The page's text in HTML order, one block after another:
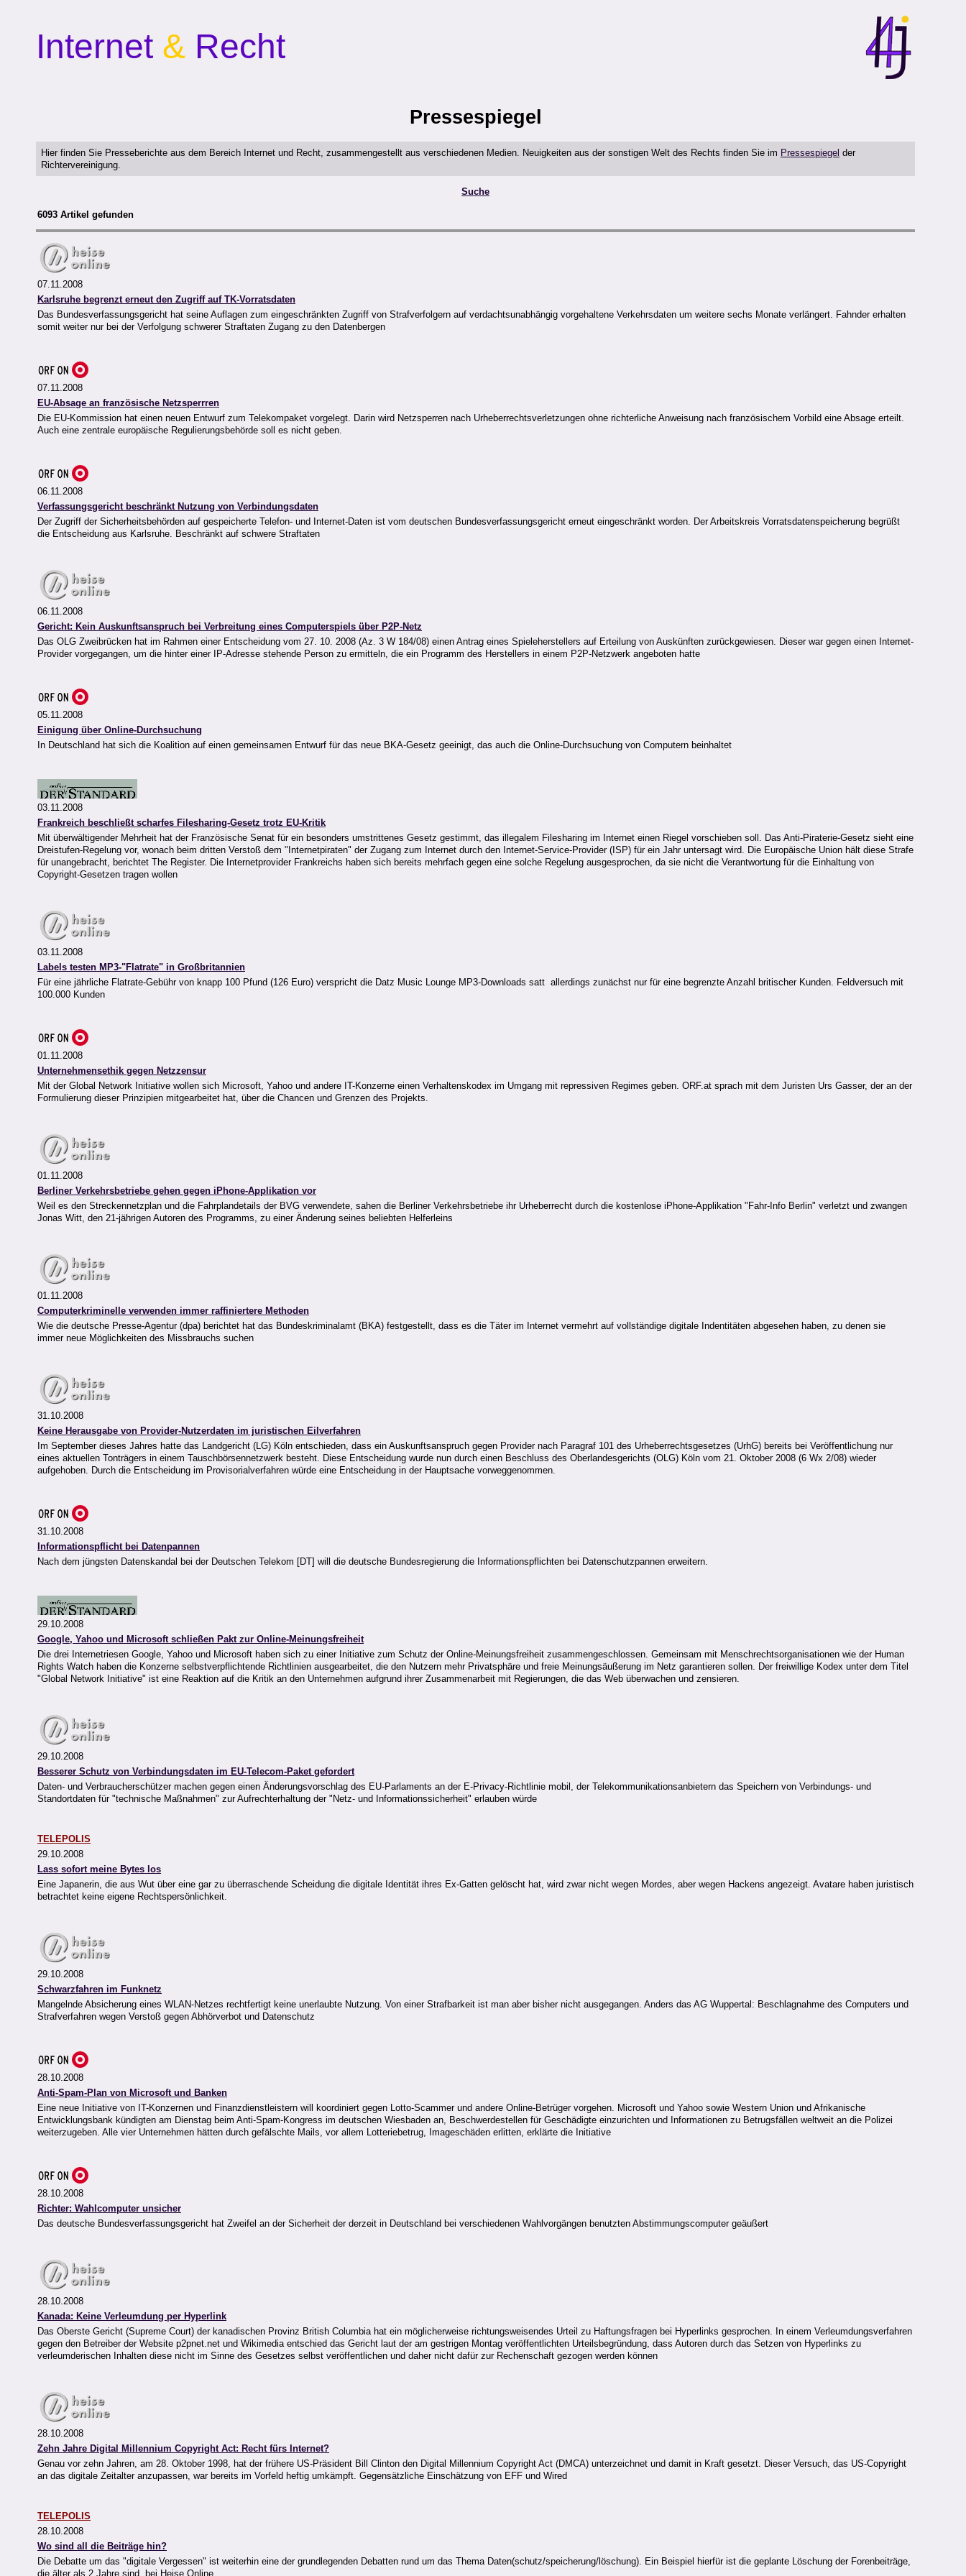
Internet & Recht
Pressespiegel
Hier finden Sie Presseberichte aus dem Bereich Internet und Recht, zusammengestellt aus verschiedenen Medien. Neuigkeiten aus der sonstigen Welt des Rechts finden Sie im Pressespiegel der
Richtervereinigung.
Suche
6093 Artikel gefunden
07.11.2008
Karlsruhe begrenzt erneut den Zugriff auf TK-Vorratsdaten
Das Bundesverfassungsgericht hat seine Auflagen zum eingeschränkten Zugriff von Strafverfolgern auf verdachtsunabhängig vorgehaltene Verkehrsdaten um weitere sechs Monate verlängert. Fahnder erhalten
somit weiter nur bei der Verfolgung schwerer Straftaten Zugang zu den Datenbergen
07.11.2008
EU-Absage an französische Netzsperrren
Die EU-Kommission hat einen neuen Entwurf zum Telekompaket vorgelegt. Darin wird Netzsperren nach Urheberrechtsverletzungen ohne richterliche Anweisung nach französischem Vorbild eine Absage erteilt.
Auch eine zentrale europäische Regulierungsbehörde soll es nicht geben.
06.11.2008
Verfassungsgericht beschränkt Nutzung von Verbindungsdaten
Der Zugriff der Sicherheitsbehörden auf gespeicherte Telefon- und Internet-Daten ist vom deutschen Bundesverfassungsgericht erneut eingeschränkt worden. Der Arbeitskreis Vorratsdatenspeicherung begrüßt
die Entscheidung aus Karlsruhe. Beschränkt auf schwere Straftaten
06.11.2008
Gericht: Kein Auskunftsanspruch bei Verbreitung eines Computerspiels über P2P-Netz
Das OLG Zweibrücken hat im Rahmen einer Entscheidung vom 27. 10. 2008 (Az. 3 W 184/08) einen Antrag eines Spieleherstellers auf Erteilung von Auskünften zurückgewiesen. Dieser war gegen einen Internet-
Provider vorgegangen, um die hinter einer IP-Adresse stehende Person zu ermitteln, die ein Programm des Herstellers in einem P2P-Netzwerk angeboten hatte
05.11.2008
Einigung über Online-Durchsuchung
In Deutschland hat sich die Koalition auf einen gemeinsamen Entwurf für das neue BKA-Gesetz geeinigt, das auch die Online-Durchsuchung von Computern beinhaltet
03.11.2008
Frankreich beschließt scharfes Filesharing-Gesetz trotz EU-Kritik
Mit überwältigender Mehrheit hat der Französische Senat für ein besonders umstrittenes Gesetz gestimmt, das illegalem Filesharing im Internet einen Riegel vorschieben soll. Das Anti-Piraterie-Gesetz sieht eine
Dreistufen-Regelung vor, wonach beim dritten Verstoß dem "Internetpiraten" der Zugang zum Internet durch den Internet-Service-Provider (ISP) für ein Jahr untersagt wird. Die Europäische Union hält diese Strafe
für unangebracht, berichtet The Register. Die Internetprovider Frankreichs haben sich bereits mehrfach gegen eine solche Regelung ausgesprochen, da sie nicht die Verantwortung für die Einhaltung von
Copyright-Gesetzen tragen wollen
03.11.2008
Labels testen MP3-"Flatrate" in Großbritannien
Für eine jährliche Flatrate-Gebühr von knapp 100 Pfund (126 Euro) verspricht die Datz Music Lounge MP3-Downloads satt  allerdings zunächst nur für eine begrenzte Anzahl britischer Kunden. Feldversuch mit
100.000 Kunden
01.11.2008
Unternehmensethik gegen Netzzensur
Mit der Global Network Initiative wollen sich Microsoft, Yahoo und andere IT-Konzerne einen Verhaltenskodex im Umgang mit repressiven Regimes geben. ORF.at sprach mit dem Juristen Urs Gasser, der an der
Formulierung dieser Prinzipien mitgearbeitet hat, über die Chancen und Grenzen des Projekts.
01.11.2008
Berliner Verkehrsbetriebe gehen gegen iPhone-Applikation vor
Weil es den Streckennetzplan und die Fahrplandetails der BVG verwendete, sahen die Berliner Verkehrsbetriebe ihr Urheberrecht durch die kostenlose iPhone-Applikation "Fahr-Info Berlin" verletzt und zwangen
Jonas Witt, den 21-jährigen Autoren des Programms, zu einer Änderung seines beliebten Helferleins
01.11.2008
Computerkriminelle verwenden immer raffiniertere Methoden
Wie die deutsche Presse-Agentur (dpa) berichtet hat das Bundeskriminalamt (BKA) festgestellt, dass es die Täter im Internet vermehrt auf vollständige digitale Indentitäten abgesehen haben, zu denen sie
immer neue Möglichkeiten des Missbrauchs suchen
31.10.2008
Keine Herausgabe von Provider-Nutzerdaten im juristischen Eilverfahren
Im September dieses Jahres hatte das Landgericht (LG) Köln entschieden, dass ein Auskunftsanspruch gegen Provider nach Paragraf 101 des Urheberrechtsgesetzes (UrhG) bereits bei Veröffentlichung nur
eines aktuellen Tonträgers in einem Tauschbörsennetzwerk besteht. Diese Entscheidung wurde nun durch einen Beschluss des Oberlandesgerichts (OLG) Köln vom 21. Oktober 2008 (6 Wx 2/08) wieder
aufgehoben. Durch die Entscheidung im Provisorialverfahren würde eine Entscheidung in der Hauptsache vorweggenommen.
31.10.2008
Informationspflicht bei Datenpannen
Nach dem jüngsten Datenskandal bei der Deutschen Telekom [DT] will die deutsche Bundesregierung die Informationspflichten bei Datenschutzpannen erweitern.
29.10.2008
Google, Yahoo und Microsoft schließen Pakt zur Online-Meinungsfreiheit
Die drei Internetriesen Google, Yahoo und Microsoft haben sich zu einer Initiative zum Schutz der Online-Meinungsfreiheit zusammengeschlossen. Gemeinsam mit Menschrechtsorganisationen wie der Human
Rights Watch haben die Konzerne selbstverpflichtende Richtlinien ausgearbeitet, die den Nutzern mehr Privatsphäre und freie Meinungsäußerung im Netz garantieren sollen. Der freiwillige Kodex unter dem Titel
"Global Network Initiative" ist eine Reaktion auf die Kritik an den Unternehmen aufgrund ihrer Zusammenarbeit mit Regierungen, die das Web überwachen und zensieren.
29.10.2008
Besserer Schutz von Verbindungsdaten im EU-Telecom-Paket gefordert
Daten- und Verbraucherschützer machen gegen einen Änderungsvorschlag des EU-Parlaments an der E-Privacy-Richtlinie mobil, der Telekommunikationsanbietern das Speichern von Verbindungs- und
Standortdaten für "technische Maßnahmen" zur Aufrechterhaltung der "Netz- und Informationssicherheit" erlauben würde
TELEPOLIS
29.10.2008
Lass sofort meine Bytes los
Eine Japanerin, die aus Wut über eine gar zu überraschende Scheidung die digitale Identität ihres Ex-Gatten gelöscht hat, wird zwar nicht wegen Mordes, aber wegen Hackens angezeigt. Avatare haben juristisch
betrachtet keine eigene Rechtspersönlichkeit.
29.10.2008
Schwarzfahren im Funknetz
Mangelnde Absicherung eines WLAN-Netzes rechtfertigt keine unerlaubte Nutzung. Von einer Strafbarkeit ist man aber bisher nicht ausgegangen. Anders das AG Wuppertal: Beschlagnahme des Computers und
Strafverfahren wegen Verstoß gegen Abhörverbot und Datenschutz
28.10.2008
Anti-Spam-Plan von Microsoft und Banken
Eine neue Initiative von IT-Konzernen und Finanzdienstleistern will koordiniert gegen Lotto-Scammer und andere Online-Betrüger vorgehen. Microsoft und Yahoo sowie Western Union und Afrikanische
Entwicklungsbank kündigten am Dienstag beim Anti-Spam-Kongress im deutschen Wiesbaden an, Beschwerdestellen für Geschädigte einzurichten und Informationen zu Betrugsfällen weltweit an die Polizei
weiterzugeben. Alle vier Unternehmen hätten durch gefälschte Mails, vor allem Lotteriebetrug, Imageschäden erlitten, erklärte die Initiative
28.10.2008
Richter: Wahlcomputer unsicher
Das deutsche Bundesverfassungsgericht hat Zweifel an der Sicherheit der derzeit in Deutschland bei verschiedenen Wahlvorgängen benutzten Abstimmungscomputer geäußert
28.10.2008
Kanada: Keine Verleumdung per Hyperlink
Das Oberste Gericht (Supreme Court) der kanadischen Provinz British Columbia hat ein möglicherweise richtungsweisendes Urteil zu Haftungsfragen bei Hyperlinks gesprochen. In einem Verleumdungsverfahren
gegen den Betreiber der Website p2pnet.net und Wikimedia entschied das Gericht laut der am gestrigen Montag veröffentlichten Urteilsbegründung, dass Autoren durch das Setzen von Hyperlinks zu
verleumderischen Inhalten diese nicht im Sinne des Gesetzes selbst veröffentlichen und daher nicht dafür zur Rechenschaft gezogen werden können
28.10.2008
Zehn Jahre Digital Millennium Copyright Act: Recht fürs Internet?
Genau vor zehn Jahren, am 28. Oktober 1998, hat der frühere US-Präsident Bill Clinton den Digital Millennium Copyright Act (DMCA) unterzeichnet und damit in Kraft gesetzt. Dieser Versuch, das US-Copyright
an das digitale Zeitalter anzupassen, war bereits im Vorfeld heftig umkämpft. Gegensätzliche Einschätzung von EFF und Wired
TELEPOLIS
28.10.2008
Wo sind all die Beiträge hin?
Die Debatte um das "digitale Vergessen" ist weiterhin eine der grundlegenden Debatten rund um das Thema Daten(schutz/speicherung/löschung). Ein Beispiel hierfür ist die geplante Löschung der Forenbeiträge,
die älter als 2 Jahre sind, bei Heise Online